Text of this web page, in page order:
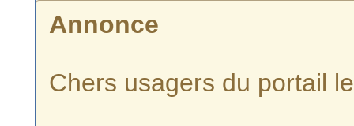
Annonce
Chers usagers du portail